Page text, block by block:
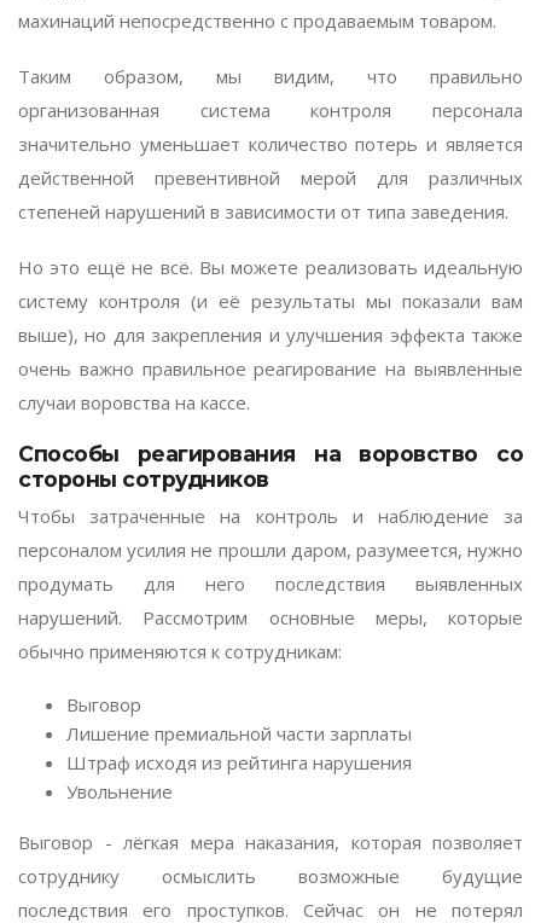
махинаций непосредственно с продаваемым товаром.
Таким образом, мы видим, что правильно
организованная система контроля персонала
значительно уменьшает количество потерь и является
действенной превентивной мерой для различных
степеней нарушений в зависимости от типа заведения.
Но это ещё не всё. Вы можете реализовать идеальную
систему контроля (и её результаты мы показали вам
выше), но для закрепления и улучшения эффекта также
очень важно правильное реагирование на выявленные
случаи воровства на кассе.
Способы реагирования на воровство со
стороны сотрудников
Чтобы затраченные на контроль и наблюдение за
персоналом усилия не прошли даром, разумеется, нужно
продумать для него последствия выявленных
нарушений. Рассмотрим основные меры, которые
обычно применяются к сотрудникам:
Выговор
Лишение премиальной части зарплаты
Штраф исходя из рейтинга нарушения
Увольнение
Выговор - лёгкая мера наказания, которая позволяет
сотруднику осмыслить возможные будущие
последствия его проступков. Сейчас он не потерял